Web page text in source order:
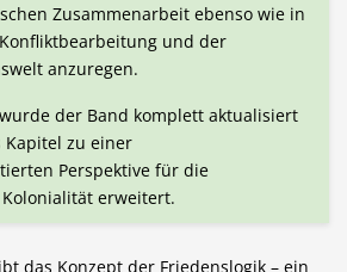
Zusammenarbeit ebenso wie in
und der
anzuregen.
der Band komplett aktualisiert
zu einer
Perspektive für die
erweitert.
das Konzept der Friedenslogik – ein